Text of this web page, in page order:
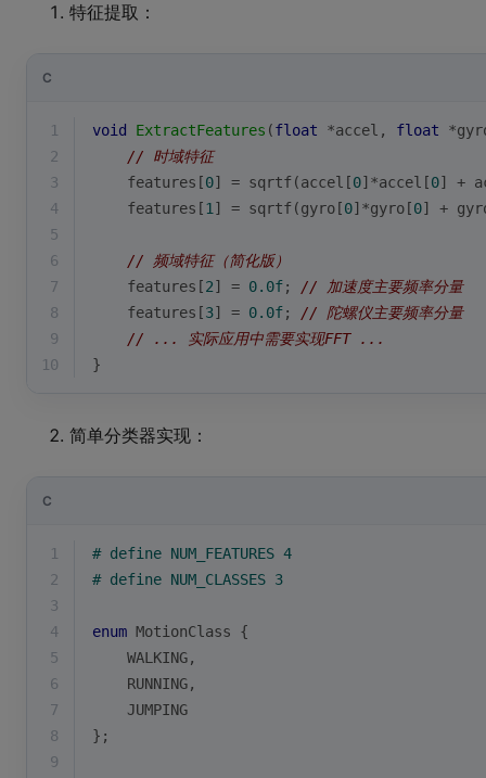
特征提取：
C
1 void ExtractFeatures (float *accel, float
2
// 时域特征
3
    features[
0] = sqrtf(accel[0]*accel[0] +
4
    features[
1 ] = sqrtf(gyro[0]*gyro[0] +
5
6
// 频域特征（简化版）
7
    features[
2] = 0.0f; // 加速度主要频率分量
8
    features[
3] = 0.0f; // 陀螺仪主要频率分量
9
// ... 实际应用中需要实现FFT ...
10
}
简单分类器实现：
C
1 # define NUM_FEATURES 4
2
# define NUM_CLASSES 3
3
4
enum MotionClass {
5
    WALKING,
6
    RUNNING,
7
    JUMPING
8
};
9